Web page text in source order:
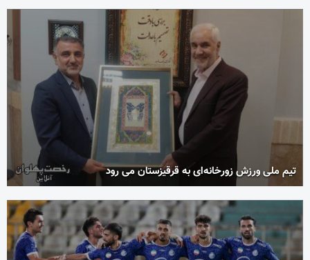
تیم ملی ورزش زورخانه‌ای به قرقیزستان می رود